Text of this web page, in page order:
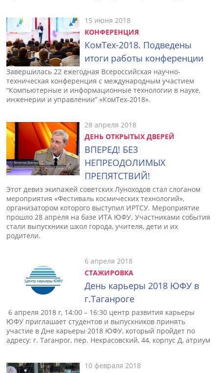
15 июня 2018
КОНФЕРЕНЦИЯ
КомТех-2018. Подведены
итоги работы конференции
Завершилась 22 ежегодная Всероссийская научно-
техническая конференция с международным участием
“Компьютерные и информационные технологии в науке,
инженерии и управлении” «КомТех-2018».
28 апреля 2018
ДЕНЬ ОТКРЫТЫХ ДВЕРЕЙ
ВПЕРЕД! БЕЗ
НЕПРЕОДОЛИМЫХ
ПРЕПЯТСТВИЙ!
Этот девиз экипажей советских Луноходов стал слоганом
мероприятия «Фестиваль космических технологий»,
организатором которого выступил ИРТСУ. Мероприятие
прошло 28 апреля на базе ИТА ЮФУ. Участниками события
стали выпускники школ города, учителя, дети и их
родители.
6 апреля 2018
СТАЖИРОВКА
День карьеры 2018 ЮФУ в
г.Таганроге
6 апреля 2018 г, 14:00 – 16:30 центр развития карьеры
ЮФУ приглашает студентов и выпускников принять
участие в Дне карьеры 2018 ЮФУ, который пройдет по
адресу: г. Таганрог, пер. Некрасовский, 44, корпус Д, атриум
10 февраля 2018